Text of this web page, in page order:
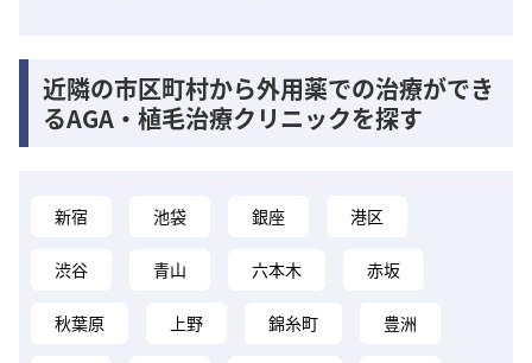
近隣の市区町村から外用薬での治療ができ
るAGA・植毛治療クリニックを探す
新宿 池袋 銀座 港区
渋谷 青山 六本木 赤坂
秋葉原 上野 錦糸町 豊洲